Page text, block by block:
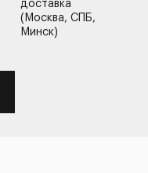
доставка
(Москва, СПБ,
Минск)